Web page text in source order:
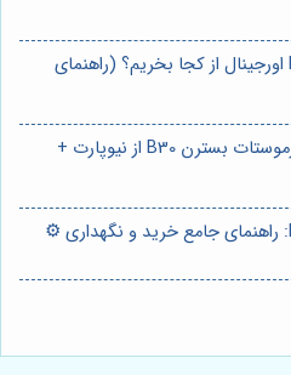
⭐️ ترموستات بسترن B30 اورجینال از کجا بخریم؟ (راهنمای
⭐️ راهنمای جامع خرید ترموستات بسترن B30 از نیوپارت +